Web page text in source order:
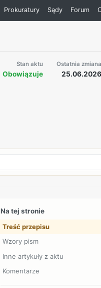
Prokuratury Sądy Forum
Stan aktu
Obowiązuje
Ostatnia zmiana
25.06.2026
Na tej stronie
Treść przepisu
Wzory pism
Inne artykuły z aktu
Komentarze